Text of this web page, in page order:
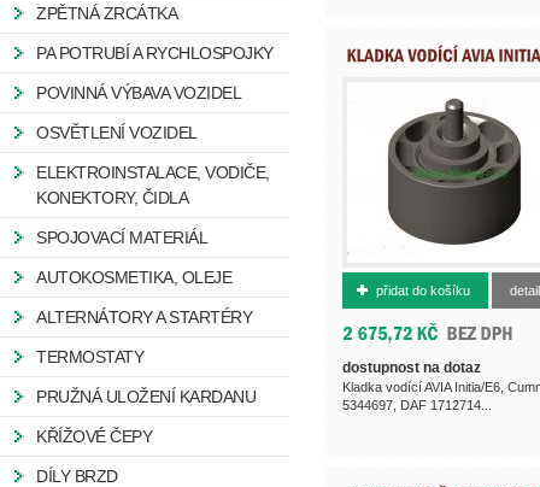
534469700
přidat do košíku detail
dostupnost na dotaz
Kladka vodící AVIA Initia/E6,
5344697, DAF 1712714...
ZPĚTNÁ ZRCÁTKA
PA POTRUBÍ A RYCHLOSPOJKY
POVINNÁ VÝBAVA VOZIDEL
OSVĚTLENÍ VOZIDEL
ELEKTROINSTALACE, VODIČE,
KONEKTORY, ČIDLA
SPOJOVACÍ MATERIÁL
AUTOKOSMETIKA, OLEJE
ALTERNÁTORY A STARTÉRY
TERMOSTATY
PRUŽNÁ ULOŽENÍ KARDANU
KŘÍŽOVÉ ČEPY
DÍLY BRZD